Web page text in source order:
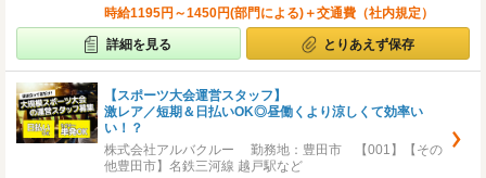
時給1195円～1450円(部門による)＋交通費（社内規定）
詳細を見る とりあえず保存
【スポーツ大会運営スタッフ】
激レア／短期＆日払いOK◎昼働くより涼しくて効率い
い！？
株式会社アルバクルー 勤務地：豊田市 【001】【その
他豊田市】名鉄三河線 越戸駅など